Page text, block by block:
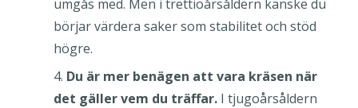
umgås med. Men i trettioårsåldern kanske du
börjar värdera saker som stabilitet och stöd
högre.
Du är mer benägen att vara kräsen när
det gäller vem du träffar. I tjugoårsåldern